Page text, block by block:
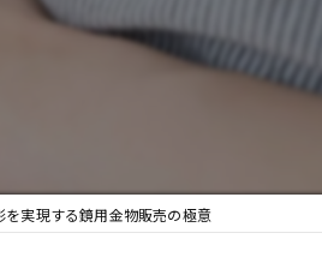
を実現する鏡用金物販売の極意